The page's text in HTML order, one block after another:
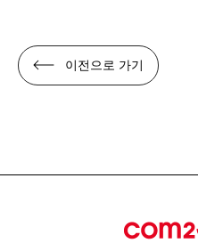
이전으로 가기